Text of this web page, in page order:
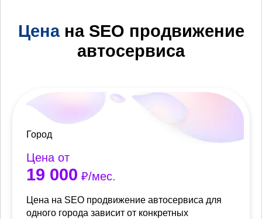
Ценана SEO продвижение
автосервиса
Город
Цена от
19 000 ₽/мес.
Цена на SEO продвижение автосервиса для
одного города зависит от конкретных